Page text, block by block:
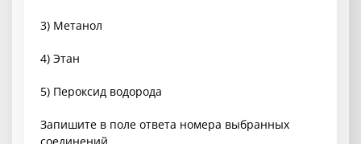
3) Метанол
4) Этан
5) Пероксид водорода
Запишите в поле ответа номера выбранных